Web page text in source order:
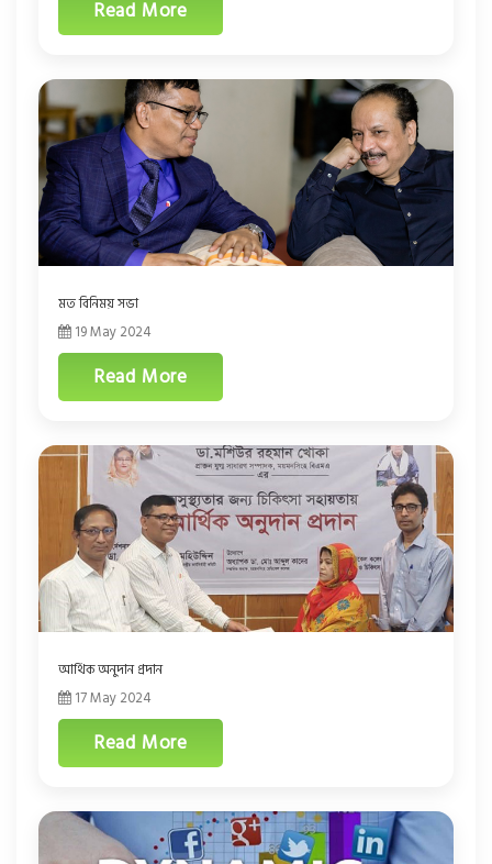
Read More
মত বিনিময় সভা
19 May 2024
Read More
আর্থিক অনুদান প্রদান
17 May 2024
Read More